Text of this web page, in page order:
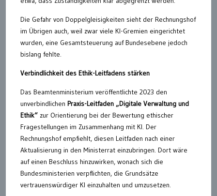
Die Gefahr von Doppelgleisigkeiten sieht der Rechnungshof
im Übrigen auch, weil zwar viele KI-Gremien eingerichtet
wurden, eine Gesamtsteuerung auf Bundesebene jedoch
bislang fehlte.
Verbindlichkeit des Ethik-Leitfadens stärken
Das Beamtenministerium veröffentlichte 2023 den
unverbindlichen Praxis-Leitfaden „Digitale Verwaltung und
Ethik“ zur Orientierung bei der Bewertung ethischer
Fragestellungen im Zusammenhang mit KI. Der
Rechnungshof empfiehlt, diesen Leitfaden nach einer
Aktualisierung in den Ministerrat einzubringen. Dort wäre
auf einen Beschluss hinzuwirken, wonach sich die
Bundesministerien verpflichten, die Grundsätze
vertrauenswürdiger KI einzuhalten und umzusetzen.